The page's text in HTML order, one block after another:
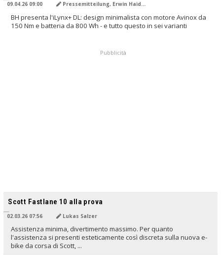
09.04.26 09:00 Pressemitteilung, Erwin Haiden
BH presenta l'iLynx+ DL: design minimalista con motore Avinox da
150 Nm e batteria da 800 Wh - e tutto questo in sei varianti
Pubblicità
Scott Fastlane 10 alla prova
02.03.26 07:56 Lukas Salzer
Assistenza minima, divertimento massimo. Per quanto
l'assistenza si presenti esteticamente così discreta sulla nuova e-
bike da corsa di Scott, ...